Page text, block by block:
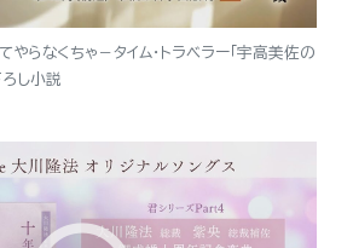
らなくちゃ－タイム・トラベラー「宇高美佐の
ろし小説